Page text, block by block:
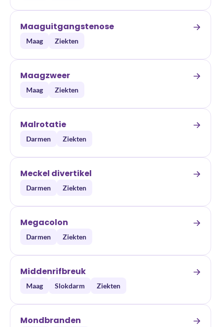
Maaguitgangstenose
Maag Ziekten
Maagzweer
Maag Ziekten
Malrotatie
Darmen Ziekten
Meckel divertikel
Darmen Ziekten
Megacolon
Darmen Ziekten
Middenrifbreuk
Maag Slokdarm Ziekten
Mondbranden